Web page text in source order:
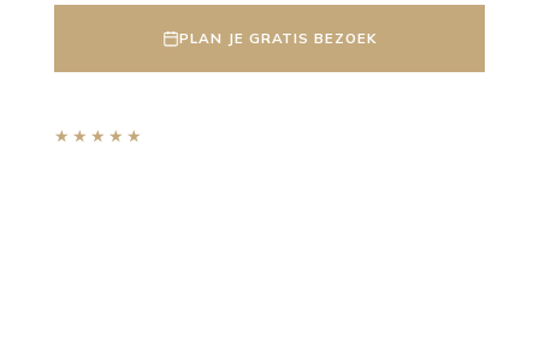
PLAN JE GRATIS BEZOEK
★★★★★